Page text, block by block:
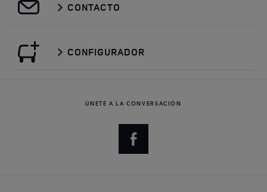
CONTACTO
CONFIGURADOR
ÚNETE A LA CONVERSACIÓN